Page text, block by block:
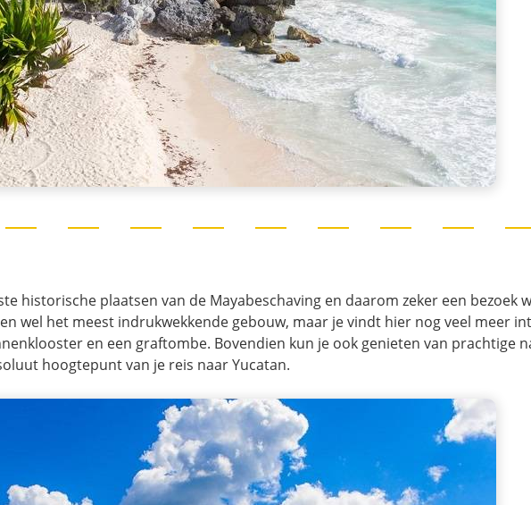
historische plaatsen van de Mayabeschaving en daarom zeker een bezoek
wel het meest indrukwekkende gebouw, maar je vindt hier nog veel meer
en een graftombe. Bovendien kun je ook genieten van prachtige
hoogtepunt van je reis naar Yucatan.